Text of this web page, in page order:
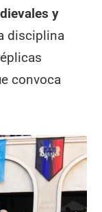
y
disciplina
convoca